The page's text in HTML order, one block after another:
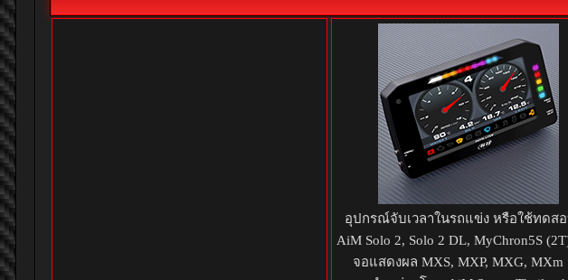
อุปกรณ์จับเวลาในรถแข่ง หรือใช้ทดส
AiM Solo 2, Solo 2 DL, MyChron5S
จอแสดงผล MXS, MXP, MXG, MXm